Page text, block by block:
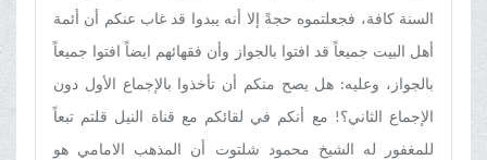
السنة کافة، فجعلتموه حجةً إلا أنه یبدوا قد غاب عنکم أن أئمة
أهل البیت جمیعاً قد افتوا بالجواز وأن فقهائهم ایضاً افتوا جمیعاً
بالجواز، وعلیه: هل یصح منکم أن تأخذوا بالإجماع الأول دون
الإجماع الثاني؟! مع أنکم في لقائکم مع قناة النیل قلتم تبعاً
للمغفور له الشیخ محمود شلتوت أن المذهب الامامي هو